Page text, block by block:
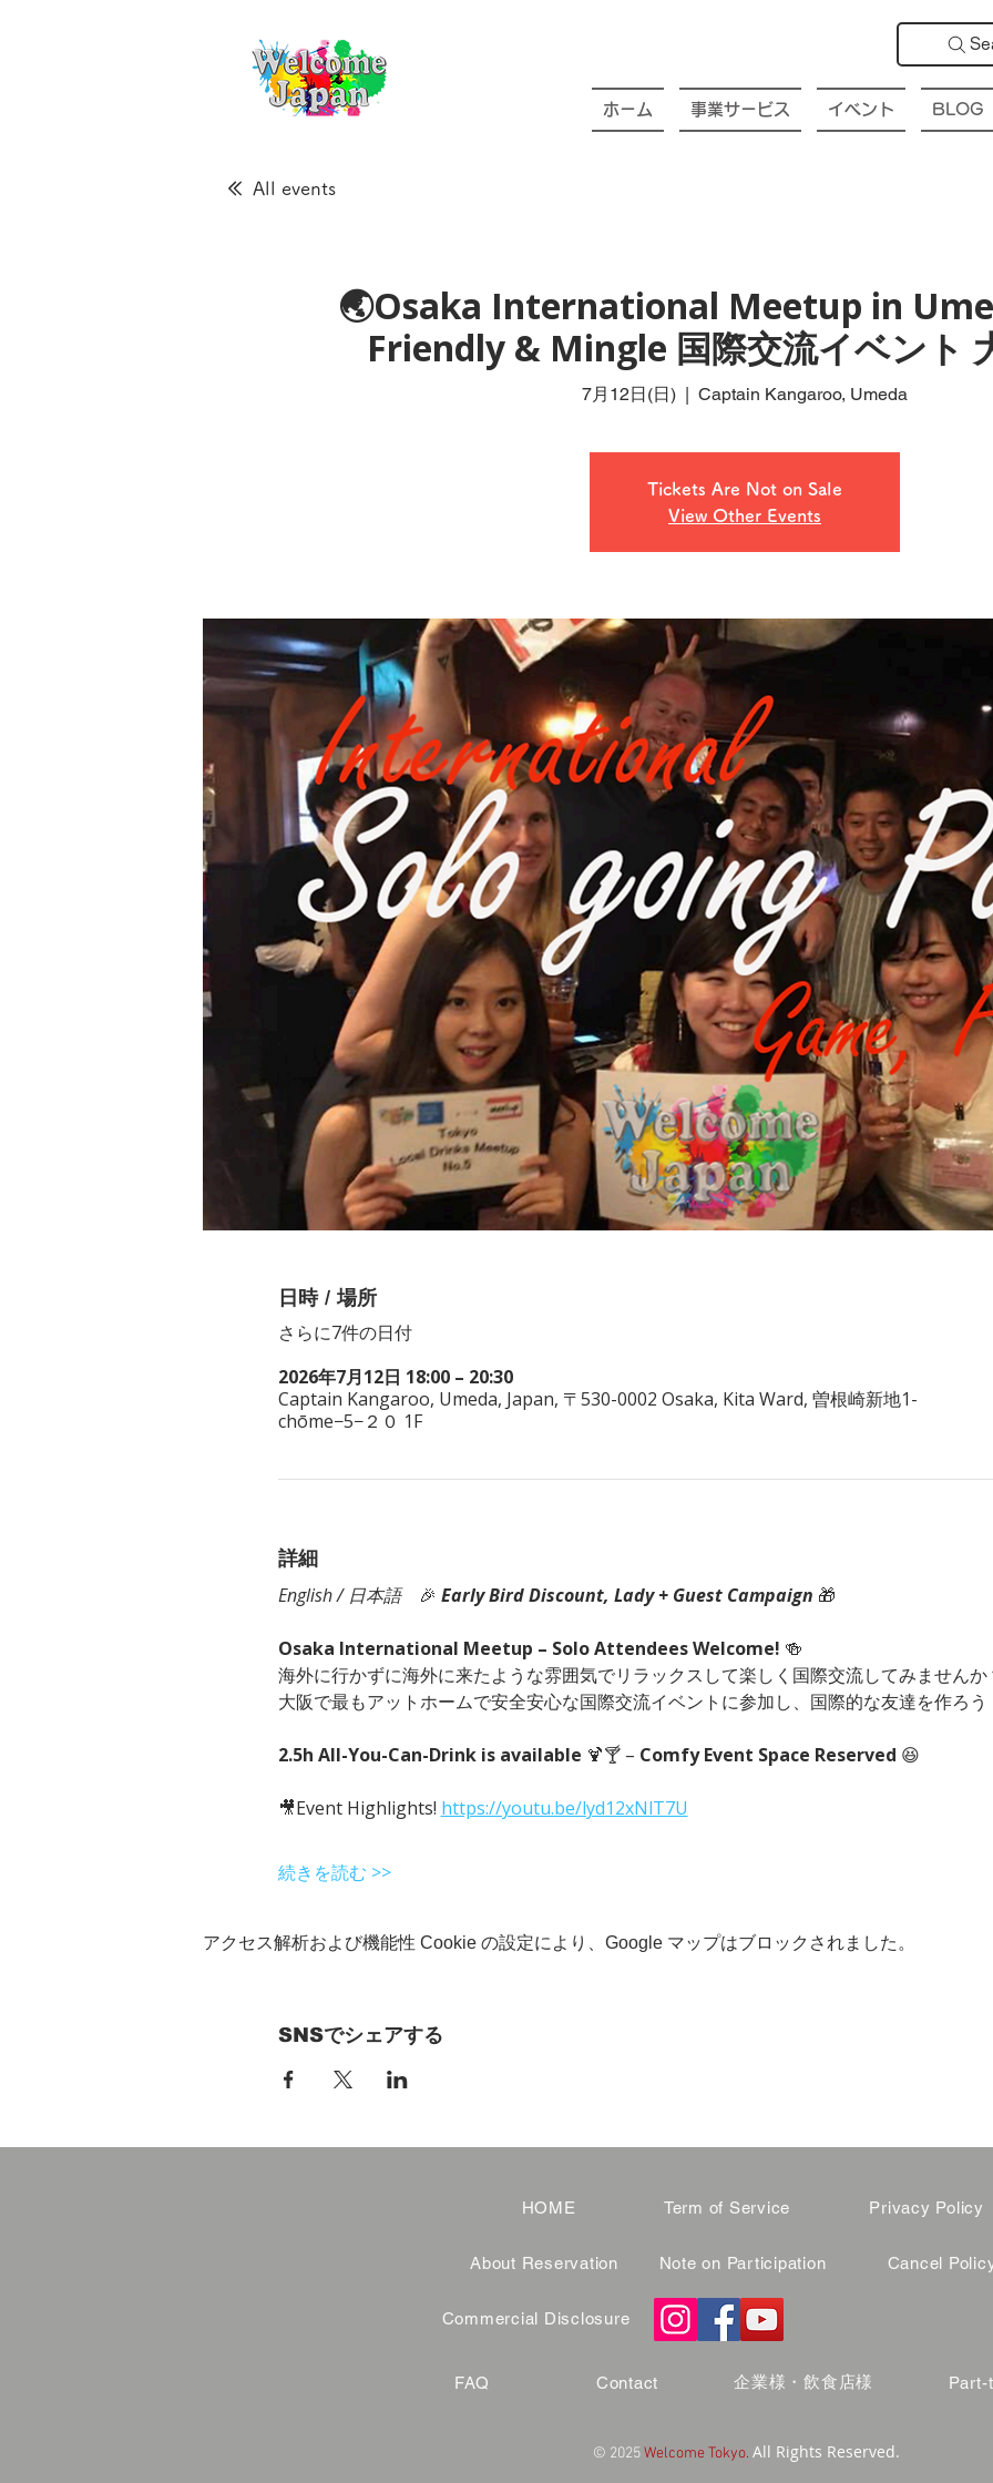
ホーム 事業サービス イベント BLOG
All events
🌏Osaka International Meetup in
Friendly & Mingle 国際交流イベント
7月12日(日)
  |
Captain Kangaroo, Umeda
Tickets Are Not on Sale
View Other Events
日時 / 場所
さらに7件の日付
2026年7月12日 18:00 – 20:30
Captain Kangaroo, Umeda, Japan, 〒530-0002 Osaka, Kita Ward, 曽根崎新地1-
chōme−5−２０ 1F
詳細
English / 日本語 🎉 Early Bird Discount, Lady + Guest Campaign 🎁
Osaka International Meetup – Solo Attendees Welcome! 🍻
海外に行かずに海外に来たような雰囲気でリラックスして楽しく国際交流してみませんか
大阪で最もアットホームで安全安心な国際交流イベントに参加し、国際的な友達を作ろう
2.5h All-You-Can-Drink is available 🍹🍸 – Comfy Event Space Reserved 😆
🎥Event Highlights! https://youtu.be/lyd12xNlT7U
続きを読む >>
アクセス解析および機能性 Cookie の設定により、Google マップはブロックされました。
SNSでシェアする
HOME
About Reservation
Term of Service
Note on Participation
Privacy Policy
Cancel
Commercial Disclosure
FAQ Contact 企業様・飲食店様 Part-
© 2025Welcome Tokyo. All Rights Reserved.